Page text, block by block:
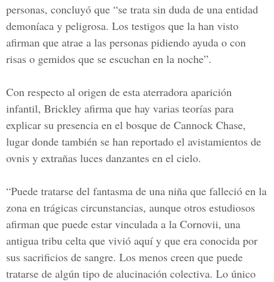
personas, concluyó que “se trata sin duda de una entidad
demoníaca y peligrosa. Los testigos que la han visto
afirman que atrae a las personas pidiendo ayuda o con
risas o gemidos que se escuchan en la noche”.
Con respecto al origen de esta aterradora aparición
infantil, Brickley afirma que hay varias teorías para
explicar su presencia en el bosque de Cannock Chase,
lugar donde también se han reportado el avistamientos de
ovnis y extrañas luces danzantes en el cielo.
“Puede tratarse del fantasma de una niña que falleció en la
zona en trágicas circunstancias, aunque otros estudiosos
afirman que puede estar vinculada a la Cornovii, una
antigua tribu celta que vivió aquí y que era conocida por
sus sacrificios de sangre. Los menos creen que puede
tratarse de algún tipo de alucinación colectiva. Lo único